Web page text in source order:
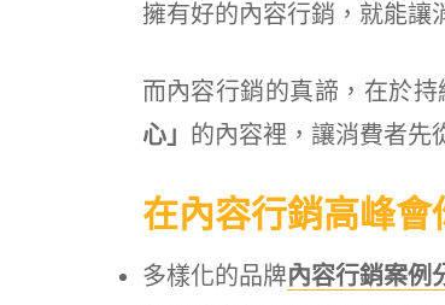
擁有好的內容行銷，就能讓
而內容行銷的真諦，在於
心」 的內容裡，讓消費者先
在內容行銷高峰會
多樣化的品牌內容行銷案例